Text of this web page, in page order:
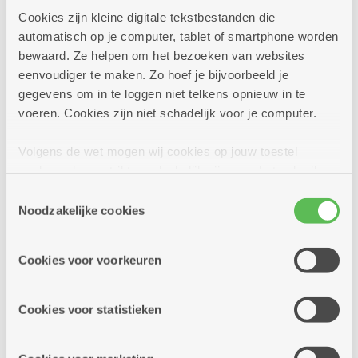
Cookies zijn kleine digitale tekstbestanden die
automatisch op je computer, tablet of smartphone worden
bewaard. Ze helpen om het bezoeken van websites
eenvoudiger te maken. Zo hoef je bijvoorbeeld je
gegevens om in te loggen niet telkens opnieuw in te
voeren. Cookies zijn niet schadelijk voor je computer.
Volgens de wet mogen wij cookies op jouw toestel
cookies hebben we jouw toestemming nodig. Sommige
cookies worden geplaatst door derde partijen die een
informatie over jouw (geanonimiseerd) gebruik van onze
partners kunnen deze gegevens combineren met andere
Noodzakelijke cookies
Cookies voor voorkeuren
Cookies voor statistieken
Meer info